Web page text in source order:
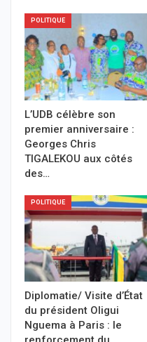
POLITIQUE
L’UDB célèbre son
premier anniversaire :
Georges Chris
TIGALEKOU aux côtés
des…
POLITIQUE
Diplomatie/ Visite d’État
du président Oligui
Nguema à Paris : le